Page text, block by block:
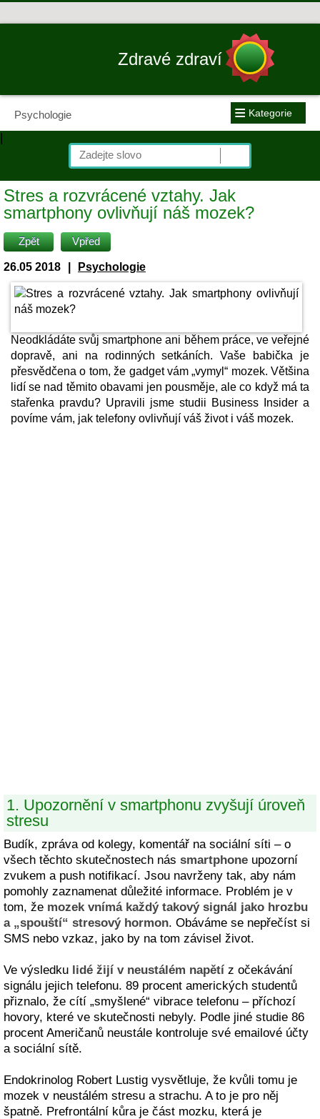
Zdravé zdraví
Psychologie ≡ Kategorie
|
Stres a rozvrácené vztahy. Jak
smartphony ovlivňují náš mozek?
Zpět Vpřed
26.05 2018 Psychologie
Neodkládáte svůj smartphone ani během práce, ve veřejné
dopravě, ani na rodinných setkáních. Vaše babička je
přesvědčena o tom, že gadget vám „vymyl“ mozek. Většina
lidí se nad těmito obavami jen pousměje, ale co když má ta
stařenka pravdu? Upravili jsme studii Business Insider a
povíme vám, jak telefony ovlivňují váš život i váš mozek.
1. Upozornění v smartphonu zvyšují úroveň
stresu
Budík, zpráva od kolegy, komentář na sociální síti – o
všech těchto skutečnostech nás smartphone upozorní
zvukem a push notifikací. Jsou navrženy tak, aby nám
pomohly zaznamenat důležité informace. Problém je v
tom, že mozek vnímá každý takový signál jako hrozbu
a „spouští“ stresový hormon. Obáváme se nepřečíst si
SMS nebo vzkaz, jako by na tom závisel život.
Ve výsledku lidé žijí v neustálém napětí z očekávání
signálu jejich telefonu. 89 procent amerických studentů
přiznalo, že cítí „smyšlené“ vibrace telefonu – příchozí
hovory, které ve skutečnosti nebyly. Podle jiné studie 86
procent Američanů neustále kontroluje své emailové účty
a sociální sítě.
Endokrinolog Robert Lustig vysvětluje, že kvůli tomu je
mozek v neustálém stresu a strachu. A to je pro něj
špatně. Prefrontální kůra je část mozku, která je